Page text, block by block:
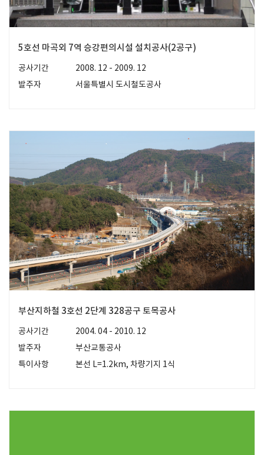
5호선 마곡외 7역 승강편의시설 설치공사(2공구)
공사기간
2008. 12 - 2009. 12
발주자
서울특별시 도시철도공사
부산지하철 3호선 2단계 328공구 토목공사
공사기간
2004. 04 - 2010. 12
발주자
부산교통공사
특이사항
본선 L=1.2km, 차량기지 1식